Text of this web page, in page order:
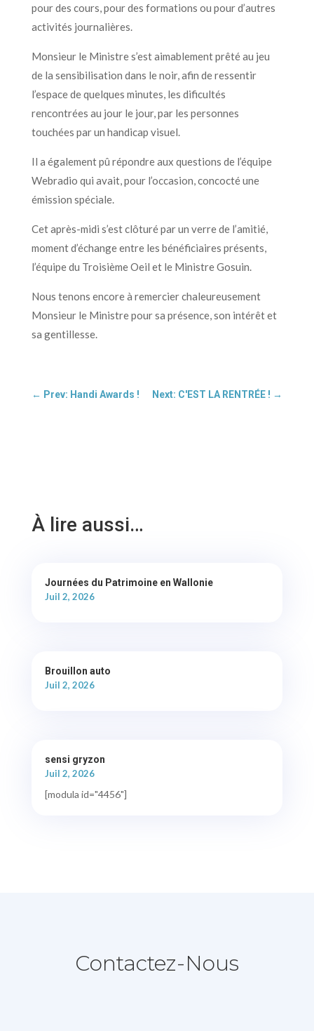
pour des cours, pour des formations ou pour d’autres
activités journalières.
Monsieur le Ministre s’est aimablement prêté au jeu
de la sensibilisation dans le noir, afin de ressentir
l’espace de quelques minutes, les dificultés
rencontrées au jour le jour, par les personnes
touchées par un handicap visuel.
Il a également pû répondre aux questions de l’équipe
Webradio qui avait, pour l’occasion, concocté une
émission spéciale.
Cet après-midi s’est clôturé par un verre de l’amitié,
moment d’échange entre les bénéficiaires présents,
l’équipe du Troisième Oeil et le Ministre Gosuin.
Nous tenons encore à remercier chaleureusement
Monsieur le Ministre pour sa présence, son intérêt et
sa gentillesse.
← Prev: Handi Awards ! Next: C'EST LA RENTRÉE ! →
À lire aussi…
Journées du Patrimoine en Wallonie
Juil 2, 2026
Brouillon auto
Juil 2, 2026
sensi gryzon
Juil 2, 2026
[modula id="4456"]
Contactez-Nous